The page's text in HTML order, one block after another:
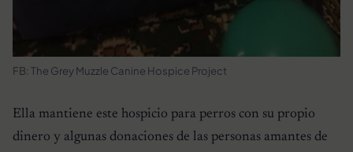
FB: The Grey Muzzle Canine Hospice Project
Ella mantiene este hospicio para perros con su propio
dinero y algunas donaciones de las personas amantes de